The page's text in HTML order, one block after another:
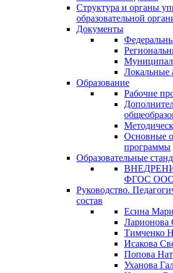
Структура и органы
образовательной
Документы
Локальные
Образование
Рабочие
Основные
программы
Образовательные
ФГОС ООО
Руководство.
состав
Есина
Ларионова
Тимченко
Исакова
Попова
Уханова